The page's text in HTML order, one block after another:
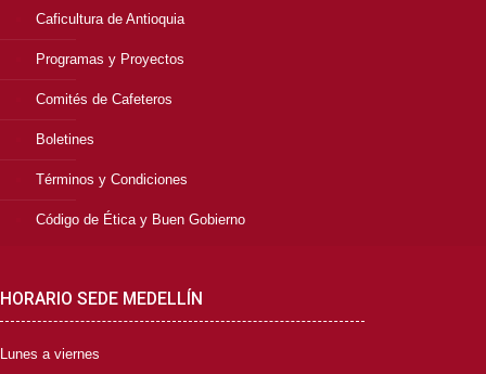
Caficultura de Antioquia
Programas y Proyectos
Comités de Cafeteros
Boletines
Términos y Condiciones
Código de Ética y Buen Gobierno
HORARIO SEDE MEDELLÍN
Lunes a viernes